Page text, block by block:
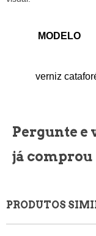
MODELO
verniz
Pergunte e
já comprou
PRODUTOS